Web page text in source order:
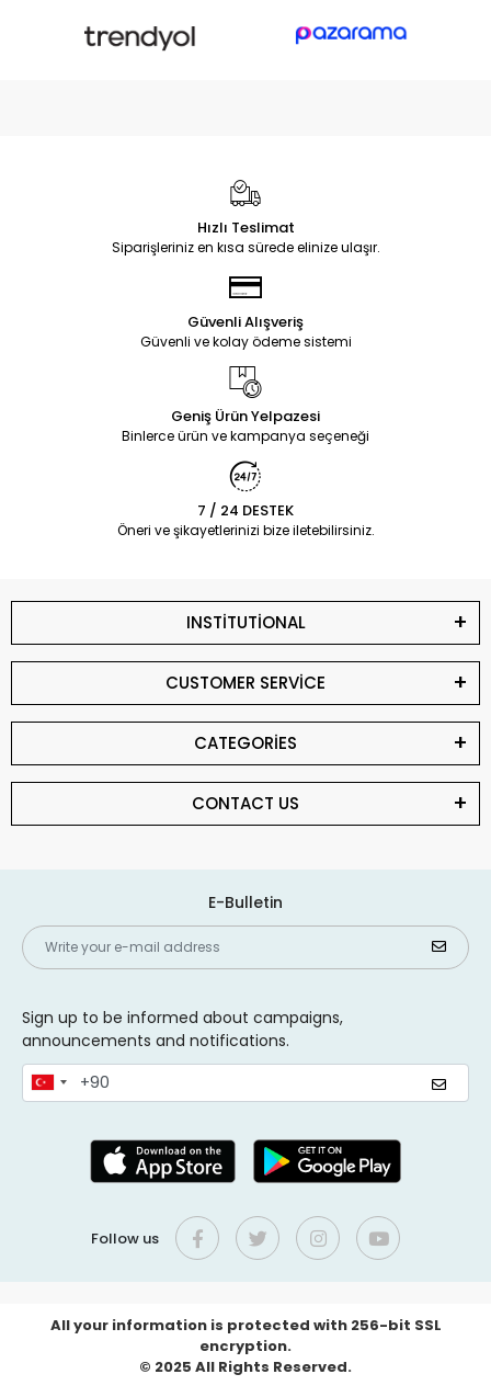
Hızlı Teslimat
Siparişleriniz en kısa sürede elinize ulaşır.
Güvenli Alışveriş
Güvenli ve kolay ödeme sistemi
Geniş Ürün Yelpazesi
Binlerce ürün ve kampanya seçeneği
7 / 24 DESTEK
Öneri ve şikayetlerinizi bize iletebilirsiniz.
INSTİTUTİONAL
CUSTOMER SERVİCE
CATEGORİES
CONTACT US
E-Bulletin
Sign up to be informed about campaigns,
announcements and notifications.
Follow us
All your information is protected with 256-bit SSL
encryption.
© 2025 All Rights Reserved.